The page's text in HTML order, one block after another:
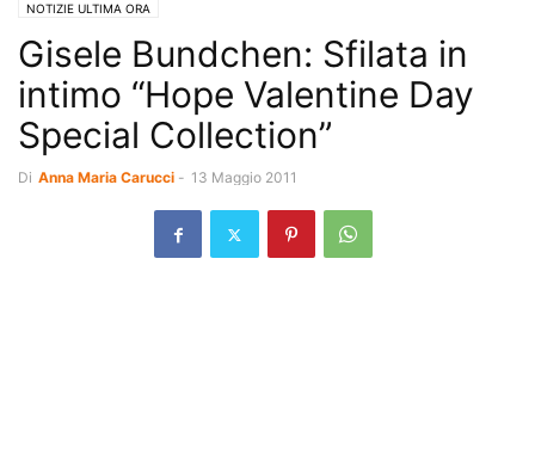
NOTIZIE ULTIMA ORA
Gisele Bundchen: Sfilata in
intimo “Hope Valentine Day
Special Collection”
Di Anna Maria Carucci - 13 Maggio 2011